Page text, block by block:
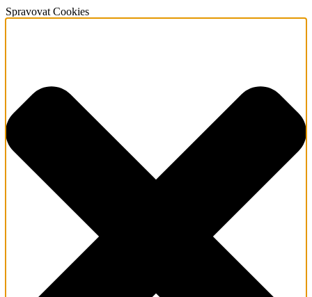
Spravovat Cookies